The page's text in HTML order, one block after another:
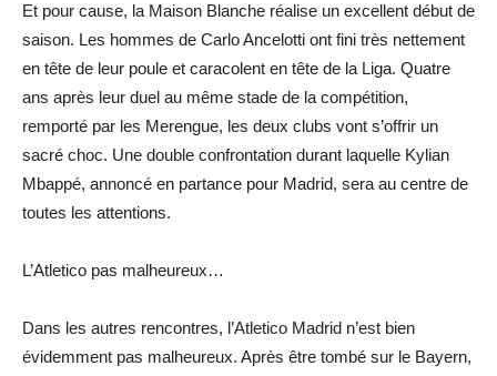
Et pour cause, la Maison Blanche réalise un excellent début de
saison. Les hommes de Carlo Ancelotti ont fini très nettement
en tête de leur poule et caracolent en tête de la Liga. Quatre
ans après leur duel au même stade de la compétition,
remporté par les Merengue, les deux clubs vont s’offrir un
sacré choc. Une double confrontation durant laquelle Kylian
Mbappé, annoncé en partance pour Madrid, sera au centre de
toutes les attentions.
L’Atletico pas malheureux…
Dans les autres rencontres, l’Atletico Madrid n’est bien
évidemment pas malheureux. Après être tombé sur le Bayern,